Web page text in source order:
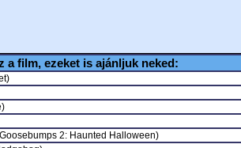
a film, ezeket is ajánljuk neked:
2: Haunted Halloween)